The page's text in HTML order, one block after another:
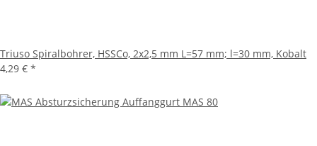
Triuso Spiralbohrer, HSSCo, 2x2,5 mm L=57 mm; l=30 mm, Kobalt
4,29 € *